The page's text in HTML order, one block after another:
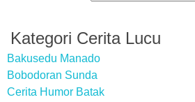
Kategori Cerita Lucu
Bakusedu Manado
Bobodoran Sunda
Cerita Humor Batak